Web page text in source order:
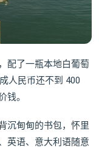
配了一瓶本地白葡萄
人民币还不到 400
钱。
沉甸甸的书包，怀里
英语、意大利语随意